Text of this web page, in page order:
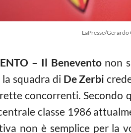
LaPresse/Gerardo
– Il Beneventonon
squadra di De Zerbi
concorrenti. Secondo
classe 1986
non è semplice per la